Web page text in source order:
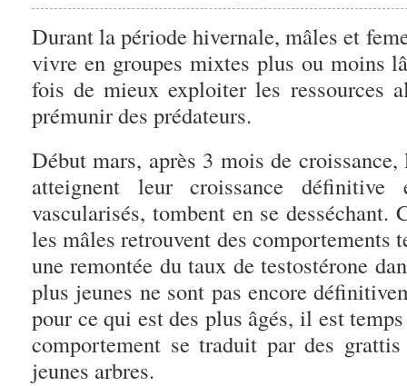
Durant la période hivernale, mâles et
vivre en groupes mixtes plus ou moins
fois de mieux exploiter les ressources
prémunir des prédateurs.
Début mars, après 3 mois de
atteignent leur croissance
vascularisés, tombent en se desséchant.
les mâles retrouvent des comportements
une remontée du taux de testostérone
plus jeunes ne sont pas encore
pour ce qui est des plus âgés, il est
comportement se traduit par des
jeunes arbres.